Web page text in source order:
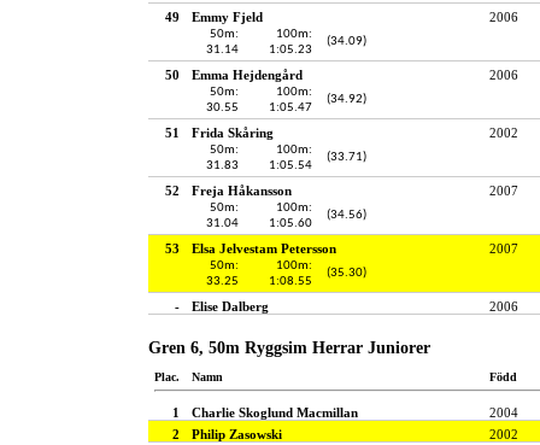
49 Emmy Fjeld 2006
50m:
31.14
100m:
1:05.23
(34.09)
50 Emma Hejdengård 2006
50m:
30.55
100m:
1:05.47
(34.92)
51 Frida Skåring 2002
50m:
31.83
100m:
1:05.54
(33.71)
52 Freja Håkansson 2007
50m:
31.04
100m:
1:05.60
(34.56)
53 Elsa Jelvestam Petersson 2007
50m:
33.25
100m:
1:08.55
(35.30)
- Elise Dalberg 2006
Gren 6, 50m Ryggsim Herrar Juniorer
Plac. Namn Född
1 Charlie Skoglund Macmillan
2004
2
Philip Zasowski
2002